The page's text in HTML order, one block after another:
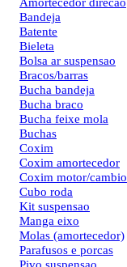
Amortecedor direcao
Bandeja
Batente
Bieleta
Bolsa ar suspensao
Bracos/barras
Bucha bandeja
Bucha braco
Bucha feixe mola
Buchas
Coxim
Coxim amortecedor
Coxim motor/cambio
Cubo roda
Kit suspensao
Manga eixo
Molas (amortecedor)
Parafusos e porcas